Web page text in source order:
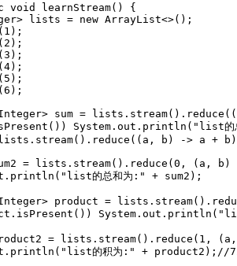
void learnStream()
{
lists = new ArrayList<>() ;
;
;
;
;
;
;
sum =
System.out.println(" list的
b) -> a +
= lists.stream().reduce(0, (a, b)
list的总和为 : " + sum2);
product =
System.out.println("
= lists.stream().reduce(1,
list的积为 : " + product2 ); //